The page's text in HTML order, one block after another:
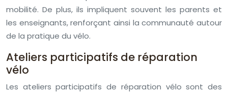
mobilité. De plus, ils impliquent souvent les parents et
les enseignants, renforçant ainsi la communauté autour
de la pratique du vélo.
Ateliers participatifs de réparation
vélo
Les ateliers participatifs de réparation vélo sont des